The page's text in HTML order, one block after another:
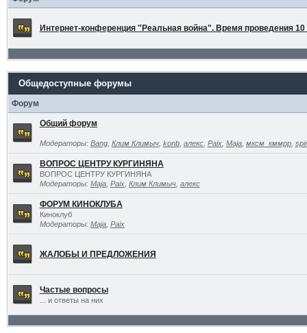
Интернет-конференция "Реальная война". Время проведения 10
Общедоступные форумы
Форум
Общий форум
Модераторы: Bang, Клим Климыч, konb, алекс, Paix, Maja, мксм_кммрр,
ВОПРОС ЦЕНТРУ КУРГИНЯНА
ВОПРОС ЦЕНТРУ КУРГИНЯНА
Модераторы: Maja, Paix, Клим Климыч, алекс
ФОРУМ КИНОКЛУБА
Киноклуб
Модераторы: Maja, Paix
ЖАЛОБЫ И ПРЕДЛОЖЕНИЯ
Частые вопросы
... и ответы на них